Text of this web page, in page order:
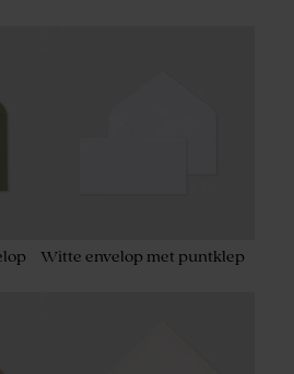
Witte envelop met puntklep